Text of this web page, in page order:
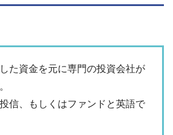
た資金を元に専門の投資会社が
信、もしくはファンドと英語で